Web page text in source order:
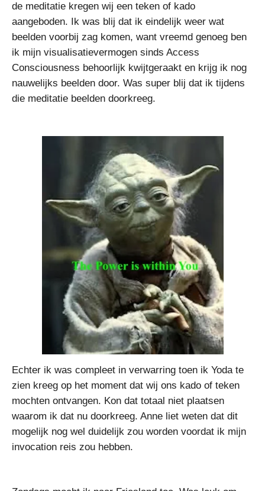
de meditatie kregen wij een teken of kado
aangeboden. Ik was blij dat ik eindelijk weer wat
beelden voorbij zag komen, want vreemd genoeg ben
ik mijn visualisatievermogen sinds Access
Consciousness behoorlijk kwijtgeraakt en krijg ik nog
nauwelijks beelden door. Was super blij dat ik tijdens
die meditatie beelden doorkreeg.
Echter ik was compleet in verwarring toen ik Yoda te
zien kreeg op het moment dat wij ons kado of teken
mochten ontvangen. Kon dat totaal niet plaatsen
waarom ik dat nu doorkreeg. Anne liet weten dat dit
mogelijk nog wel duidelijk zou worden voordat ik mijn
invocation reis zou hebben.